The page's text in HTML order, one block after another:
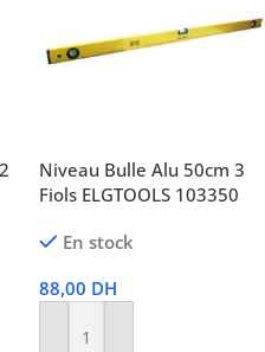
Niveau Bulle Alu 50cm 3
Fiols ELGTOOLS 103350
En stock
88,00 DH
Ajouter Au Panier